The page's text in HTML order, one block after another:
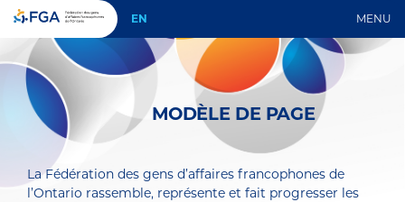
MENU
EN
MODÈLE DE PAGE
La Fédération des gens d’affaires francophones de
l’Ontario rassemble, représente et fait progresser les